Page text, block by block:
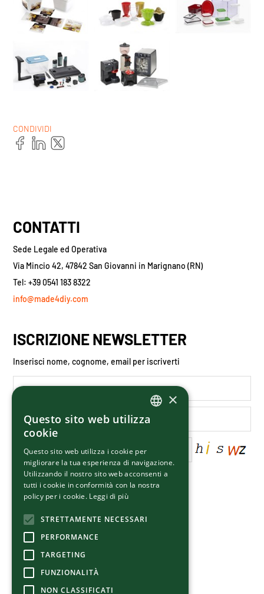
CONDIVIDI
CONTATTI
Sede Legale ed Operativa
Via Mincio 42, 47842 San Giovanni in Marignano (RN)
Tel: +39 0541 183 8322
info@made4diy.com
ISCRIZIONE NEWSLETTER
Inserisci nome, cognome, email per iscriverti
Letta laprivacy policy del sito
Do il consenso all'uso dei dati personali
SOCIAL LINKS
Seguici su questi social
×
Questo sito web utilizza
cookie
Questo sito web utilizza i cookie per
migliorare la tua esperienza di navigazione.
Utilizzando il nostro sito web acconsenti a
tutti i cookie in conformità con la nostra
policy per i cookie. Leggi di più
STRETTAMENTE NECESSARI
PERFORMANCE
TARGETING
FUNZIONALITÀ
NON CLASSIFICATI